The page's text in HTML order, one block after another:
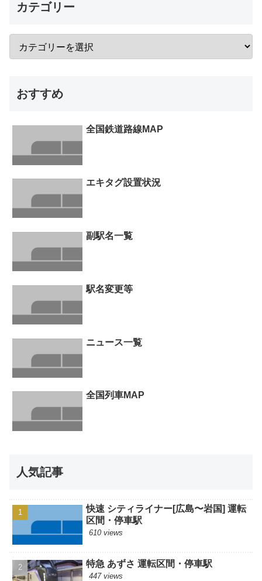
カテゴリー
おすすめ
全国鉄道路線MAP
エキタグ設置状況
副駅名一覧
駅名変更等
ニュース一覧
全国列車MAP
人気記事
快速 シティライナー[広島〜岩国] 運転
区間・停車駅
610 views
特急 あずさ 運転区間・停車駅
447 views